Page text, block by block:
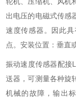
出电压的电磁式传感
速度传感器。因此
点。安装位置：垂直
振动速度传感器配接
送器，可测量各种旋
机械的故障，输出